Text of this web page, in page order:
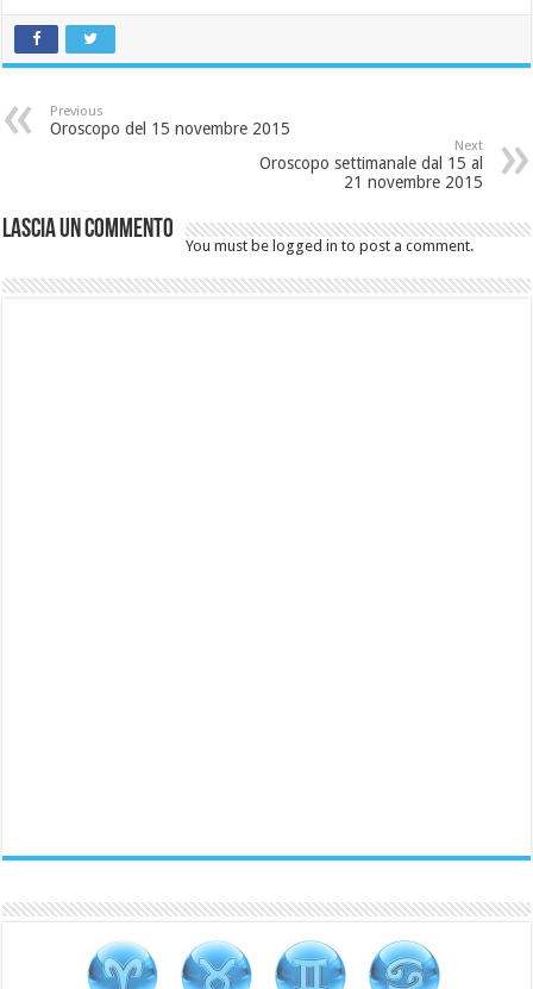
Previous
Oroscopo del 15 novembre 2015
Next
Oroscopo settimanale dal 15 al
21 novembre 2015
Lascia un commento
You must be logged in to post a comment.